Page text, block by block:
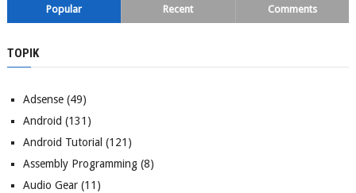
Popular Recent Comments
TOPIK
Adsense(49)
Android (131)
Android Tutorial (121)
Assembly Programming(8)
Audio Gear(11)